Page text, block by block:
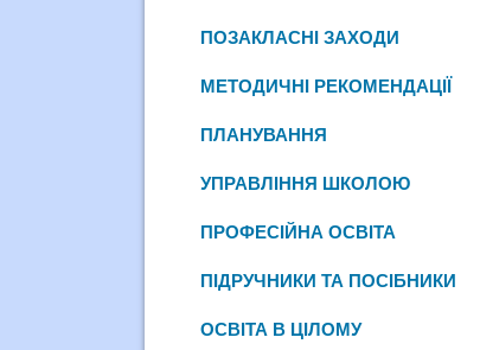
ПОЗАКЛАСНІ ЗАХОДИ
МЕТОДИЧНІ РЕКОМЕНДАЦІЇ
ПЛАНУВАННЯ
УПРАВЛІННЯ ШКОЛОЮ
ПРОФЕСІЙНА ОСВІТА
ПІДРУЧНИКИ ТА ПОСІБНИКИ
ОСВІТА В ЦІЛОМУ